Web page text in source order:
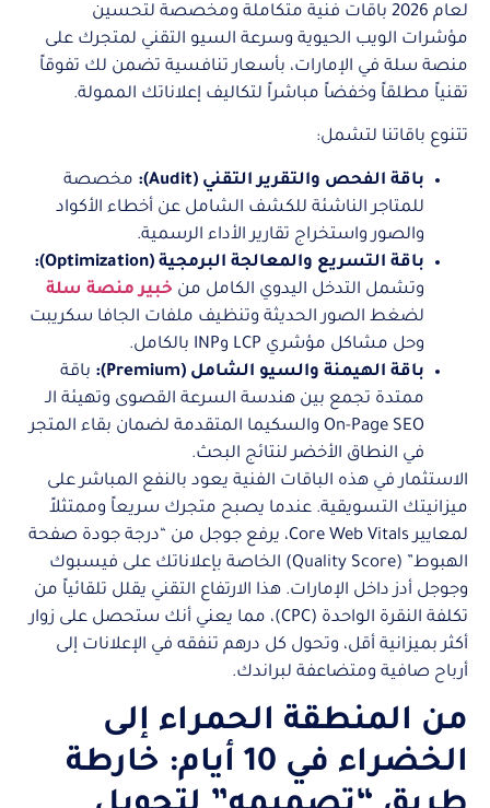
لعام 2026 باقات فنية متكاملة ومخصصة لتحسين
مؤشرات الويب الحيوية وسرعة السيو التقني لمتجرك على
منصة سلة في الإمارات، بأسعار تنافسية تضمن لك تفوقاً
تقنياً مطلقاً وخفضاً مباشراً لتكاليف إعلاناتك الممولة.
تتنوع باقاتنا لتشمل:
باقة الفحص والتقرير التقني (Audit):
مخصصة
للمتاجر الناشئة للكشف الشامل عن أخطاء الأكواد
والصور واستخراج تقارير الأداء الرسمية.
باقة التسريع والمعالجة البرمجية (Optimization):
وتشمل التدخل اليدوي الكامل من خبير منصة سلة
لضغط الصور الحديثة وتنظيف ملفات الجافا سكريبت
وحل مشاكل مؤشري LCP وINP بالكامل.
باقة الهيمنة والسيو الشامل (Premium):
باقة
ممتدة تجمع بين هندسة السرعة القصوى وتهيئة الـ
On-Page SEO والسكيما المتقدمة لضمان بقاء المتجر
في النطاق الأخضر لنتائج البحث.
الاستثمار في هذه الباقات الفنية يعود بالنفع المباشر على
ميزانيتك التسويقية. عندما يصبح متجرك سريعاً وممتثلاً
لمعايير Core Web Vitals، يرفع جوجل من “درجة جودة صفحة
الهبوط” (Quality Score) الخاصة بإعلاناتك على فيسبوك
وجوجل أدز داخل الإمارات. هذا الارتفاع التقني يقلل تلقائياً من
تكلفة النقرة الواحدة (CPC)، مما يعني أنك ستحصل على زوار
أكثر بميزانية أقل، وتحول كل درهم تنفقه في الإعلانات إلى
أرباح صافية ومتضاعفة لبراندك.
من المنطقة الحمراء إلى
الخضراء في 10 أيام: خارطة